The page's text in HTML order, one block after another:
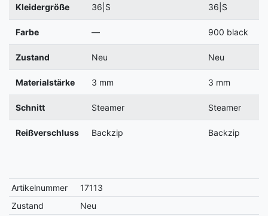
Kleidergröße 36|S 36|S
Farbe — 900 black
Zustand Neu Neu
Materialstärke 3 mm 3 mm
Schnitt Steamer Steamer
Reißverschluss Backzip Backzip
Artikelnummer
17113
Zustand
Neu